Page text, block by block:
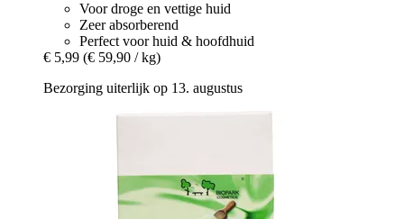
Voor droge en vettige huid
Zeer absorberend
Perfect voor huid & hoofdhuid
€ 5,99 (€ 59,90 / kg)
Bezorging uiterlijk op 13. augustus